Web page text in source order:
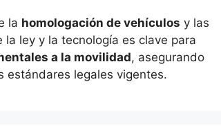
la homologación de vehículos y las
ley y la tecnología es clave para
a la movilidad, asegurando
estándares legales vigentes.